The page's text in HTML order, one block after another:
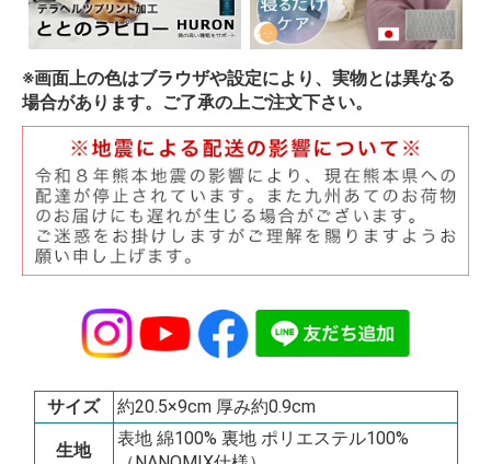
※画面上の色はブラウザや設定により、実物とは異なる
場合があります。ご了承の上ご注文下さい。
サイズ 約20.5×9cm 厚み約0.9cm
生地
表地 綿100% 裏地 ポリエステル100%